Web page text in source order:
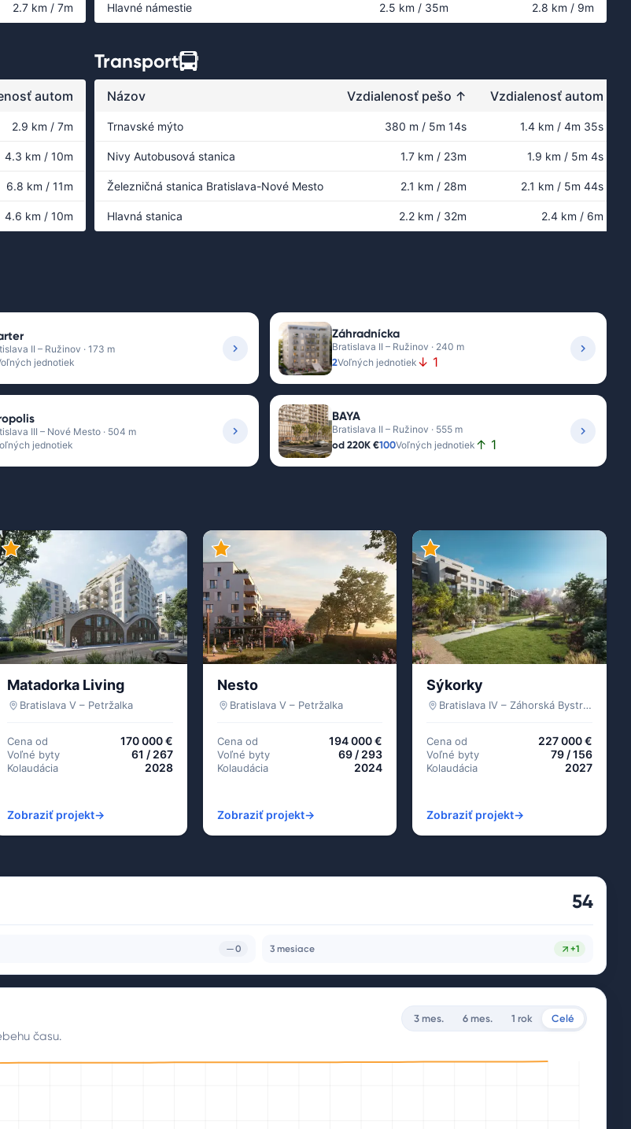
2.7 km / 7m Hlavné námestie 2.5 km / 35m 2.8 km / 9m
autom
2.9 km / 7m
4.3 km / 10m
6.8 km / 11m
4.6 km / 10m
Transport
Názov Vzdialenosť pešo ↑ Vzdialenosť autom
Trnavské mýto 380 m / 5m 14s 1.4 km / 4m 35s
Nivy Autobusová stanica 1.7 km / 23m 1.9 km / 5m 4s
Železničná stanica Bratislava-Nové Mesto 2.1 km / 28m 2.1 km / 5m 44s
Hlavná stanica 2.2 km / 32m 2.4 km / 6m
II – Ružinov · 173 m
jednotiek
Záhradnícka
Bratislava II – Ružinov · 240 m
2Voľných jednotiek ↓ 1
III – Nové Mesto · 504 m
jednotiek
BAYA
Bratislava II – Ružinov · 555 m
od 220K €100Voľných jednotiek ↑ 1
Matadorka Living
Bratislava V – Petržalka
Cena od 170 000 €
Voľné byty 61 / 267
Kolaudácia 2028
Zobraziť projekt→
Nesto
Bratislava V – Petržalka
Cena od 194 000 €
Voľné byty 69 / 293
Kolaudácia 2024
Zobraziť projekt→
Sýkorky
Bratislava IV – Záhorská Bystrica
Cena od 227 000 €
Voľné byty 79 / 156
Kolaudácia 2027
Zobraziť projekt→
54
0 3 mesiace +1
času.
3 mes. 6 mes. 1 rok Celé